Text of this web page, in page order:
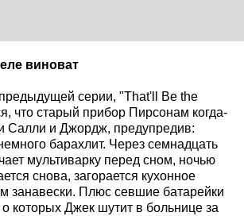
виноват
серии, "That'll Be the
что старый прибор Пирсонам когда-
Салли и Джордж, предупредив:
барахлит. Через семнадцать
мультиварку перед сном, ночью
снова, загорается кухонное
занавески. Плюс севшие батарейки
которых Джек шутит в больнице за